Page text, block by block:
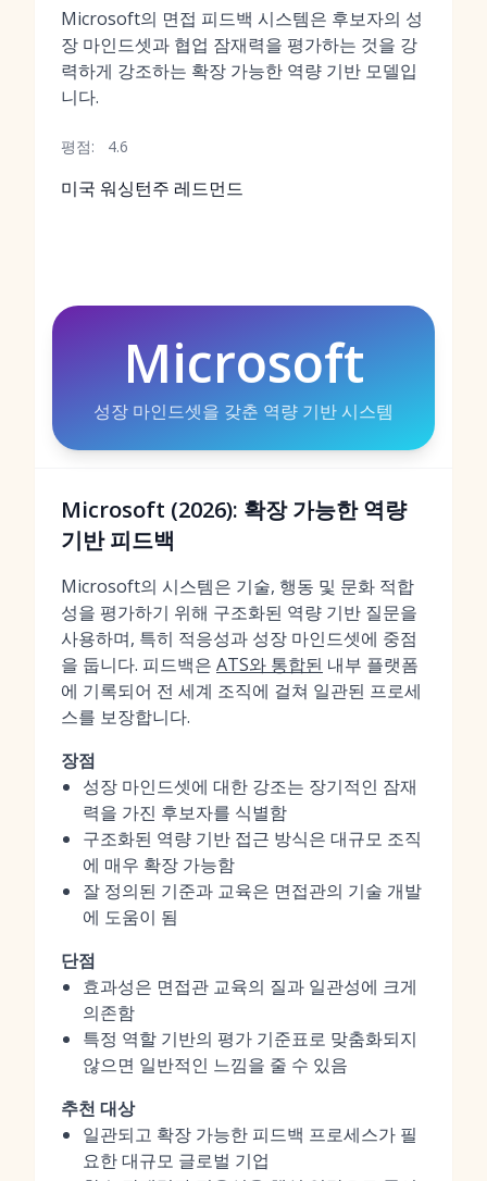
Microsoft의 면접 피드백 시스템은 후보자의 성
장 마인드셋과 협업 잠재력을 평가하는 것을 강
력하게 강조하는 확장 가능한 역량 기반 모델입
니다.
평점: 4.6
미국 워싱턴주 레드먼드
Microsoft
성장 마인드셋을 갖춘 역량 기반 시스템
Microsoft (2026): 확장 가능한 역량
기반 피드백
Microsoft의 시스템은 기술, 행동 및 문화 적합
성을 평가하기 위해 구조화된 역량 기반 질문을
사용하며, 특히 적응성과 성장 마인드셋에 중점
을 둡니다. 피드백은 ATS와 통합된 내부 플랫폼
에 기록되어 전 세계 조직에 걸쳐 일관된 프로세
스를 보장합니다.
장점
성장 마인드셋에 대한 강조는 장기적인 잠재
력을 가진 후보자를 식별함
구조화된 역량 기반 접근 방식은 대규모 조직
에 매우 확장 가능함
잘 정의된 기준과 교육은 면접관의 기술 개발
에 도움이 됨
단점
효과성은 면접관 교육의 질과 일관성에 크게
의존함
특정 역할 기반의 평가 기준표로 맞춤화되지
않으면 일반적인 느낌을 줄 수 있음
추천 대상
일관되고 확장 가능한 피드백 프로세스가 필
요한 대규모 글로벌 기업